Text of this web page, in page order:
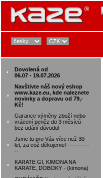
•
Dovolená od
06.07 - 19.07.2026
»
Navštivte náš nový eshop
www.kaze.eu, kde naleznete
novinky a dopravu od 79,-
Kč!
»
Garance výměny zboží nebo
vrácení peněz do 3 měsíců
bez udání důvodu!
»
Jsme tu pro Vás více než 30
let, za což děkujeme! -----------
--
»
KARATE GI, KIMONA NA
KARATE, DOBOKY - (kimona)